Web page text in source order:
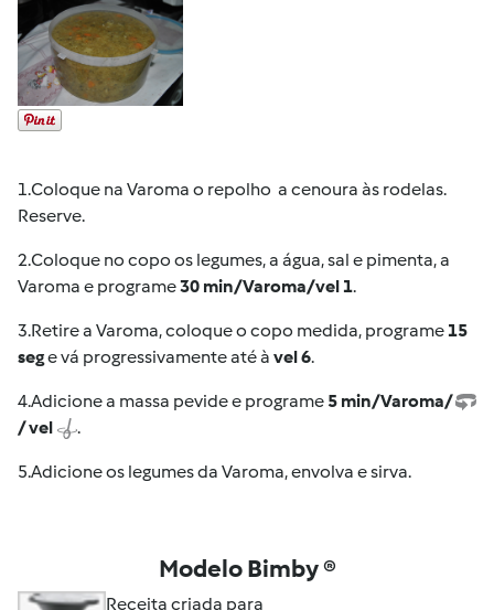
1.Coloque na Varoma o repolho a cenoura às rodelas.
Reserve.
2.Coloque no copo os legumes, a água, sal e pimenta, a
Varoma e programe30 min/Varoma/vel 1.
3.Retire a Varoma, coloque o copo medida, programe 15
sege vá progressivamente até à vel 6.
4.Adicione a massa pevide e programe 5 min/Varoma/
/ vel
.
5.Adicione os legumes da Varoma, envolva e sirva.
Modelo Bimby ®
Receita criada para